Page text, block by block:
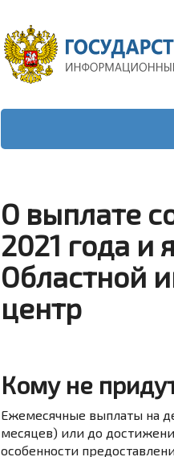
О выплате
2021 года и
Областной
центр
Кому не
Ежемесячные выплаты на
месяцев) или до
особенности